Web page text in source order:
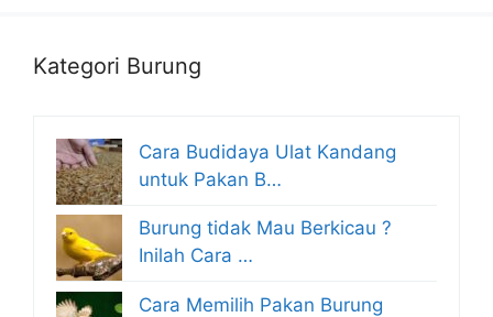
Kategori Burung
Cara Budidaya Ulat Kandang
untuk Pakan B…
Burung tidak Mau Berkicau ?
Inilah Cara …
Cara Memilih Pakan Burung